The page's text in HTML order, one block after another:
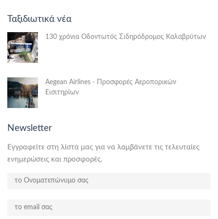
Ταξιδιωτικά νέα
130 χρόνια Οδοντωτός Σιδηρόδρομος Καλαβρύτων
Aegean Airlines - Προσφορές Αεροπορικών
Εισιτηρίων
Newsletter
Εγγραφείτε στη λίστα μας για να λαμβάνετε τις τελευταίες
ενημερώσεις και προσφορές.